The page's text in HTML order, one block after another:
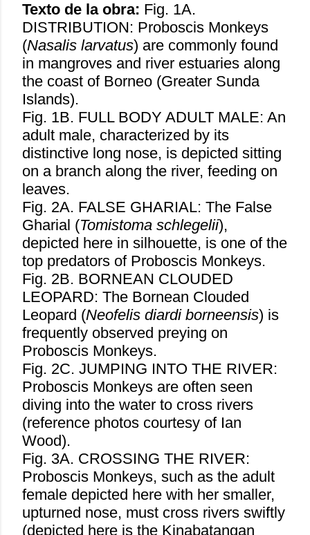
Texto de la obra: Fig. 1A.
DISTRIBUTION: Proboscis Monkeys
(Nasalis larvatus) are commonly found
in mangroves and river estuaries along
the coast of Borneo (Greater Sunda
Islands).
Fig. 1B. FULL BODY ADULT MALE: An
adult male, characterized by its
distinctive long nose, is depicted sitting
on a branch along the river, feeding on
leaves.
Fig. 2A. FALSE GHARIAL: The False
Gharial (Tomistoma schlegelii),
depicted here in silhouette, is one of the
top predators of Proboscis Monkeys.
Fig. 2B. BORNEAN CLOUDED
LEOPARD: The Bornean Clouded
Leopard (Neofelis diardi borneensis) is
frequently observed preying on
Proboscis Monkeys.
Fig. 2C. JUMPING INTO THE RIVER:
Proboscis Monkeys are often seen
diving into the water to cross rivers
(reference photos courtesy of Ian
Wood).
Fig. 3A. CROSSING THE RIVER:
Proboscis Monkeys, such as the adult
female depicted here with her smaller,
upturned nose, must cross rivers swiftly
(depicted here is the Kinabatangan